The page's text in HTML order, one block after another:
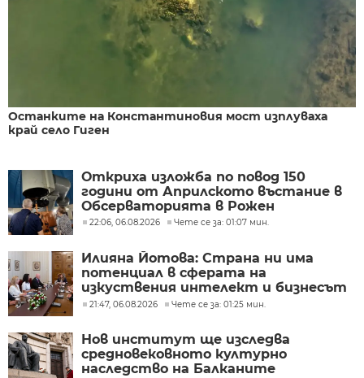
Останките на Константиновия мост изплуваха
край село Гиген
Откриха изложба по повод 150
години от Априлското въстание в
Обсерваторията в Рожен
22:06, 06.08.2026 Чете се за: 01:07 мин.
Илияна Йотова: Страна ни има
потенциал в сферата на
изкуствения интелект и бизнесът
забелязва тези перспективи
21:47, 06.08.2026 Чете се за: 01:25 мин.
Нов институт ще изследва
средновековното културно
наследство на Балканите